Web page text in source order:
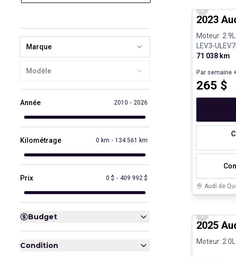
Marque
Modèle
Année 2010 - 2026
Kilométrage 0 km - 134 561 km
Prix 0 $ - 409 992 $
Budget
Condition
Previous
2023
Moteur:
LEV3-
71 038 km
Par semaine
265 $
Audi de
Véhicules
Previous
2025
Moteur: